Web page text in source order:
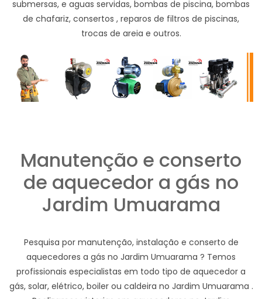
submersas, e aguas servidas, bombas de piscina, bombas
de chafariz, consertos , reparos de filtros de piscinas,
trocas de areia e outros.
Manutenção e conserto
de aquecedor a gás no
Jardim Umuarama
Pesquisa por manutenção, instalação e conserto de
aquecedores a gás no Jardim Umuarama ? Temos
profissionais especialistas em todo tipo de aquecedor a
gás, solar, elétrico, boiler ou caldeira no Jardim Umuarama .